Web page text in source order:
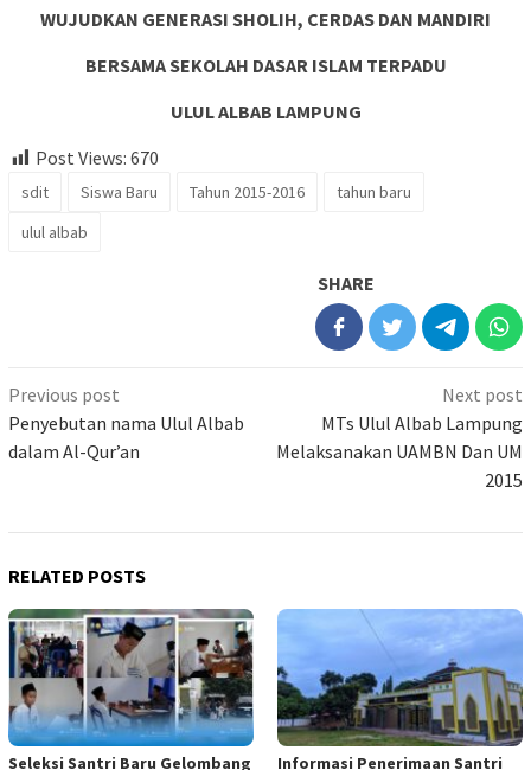
WUJUDKAN GENERASI SHOLIH, CERDAS DAN MANDIRI
BERSAMA SEKOLAH DASAR ISLAM TERPADU
ULUL ALBAB LAMPUNG
Post Views: 670
sdit Siswa Baru Tahun 2015-2016
tahun baru
ulul albab
SHARE
Previous post
Penyebutan nama Ulul Albab
dalam Al-Qur’an
Next post
MTs Ulul Albab Lampung
Melaksanakan UAMBN Dan UM
2015
RELATED POSTS
Seleksi Santri Baru Gelombang Informasi Penerimaan Santri